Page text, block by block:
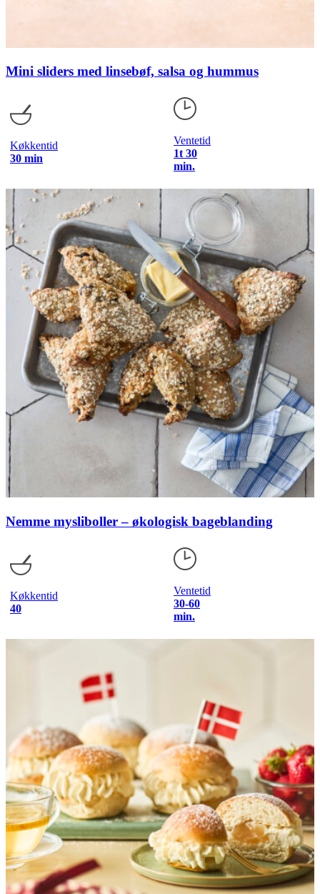
Mini sliders med linsebøf, salsa og hummus
Køkkentid
30 min
Ventetid
1t 30
min.
Nemme mysliboller – økologisk bageblanding
Køkkentid
40
Ventetid
30-60
min.